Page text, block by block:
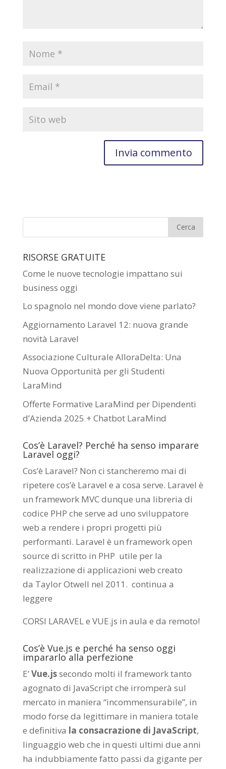
RISORSE GRATUITE
Come le nuove tecnologie impattano sui
business oggi
Lo spagnolo nel mondo dove viene parlato?
Aggiornamento Laravel 12: nuova grande
novità Laravel
Associazione Culturale AlloraDelta: Una
Nuova Opportunità per gli Studenti
LaraMind
Offerte Formative LaraMind per Dipendenti
d’Azienda 2025 + Chatbot LaraMind
Cos’è Laravel? Perché ha senso imparare
Laravel oggi?
Cos’è Laravel? Non ci stancheremo mai di
ripetere cos’è Laravel e a cosa serve. Laravel è
un framework MVC dunque una libreria di
codice PHP che serve ad uno sviluppatore
web a rendere i propri progetti più
performanti. Laravel è un framework open
source di scritto in PHP utile per la
realizzazione di applicazioni web creato
da Taylor Otwell nel 2011. continua a
leggere
CORSI LARAVEL e VUE.js in aula e da remoto!
Cos’è Vue.js e perché ha senso oggi
impararlo alla perfezione
E’Vue.jssecondo molti il framework tanto
agognato di JavaScript che irromperà sul
mercato in maniera “incommensurabile”, in
modo forse da legittimare in maniera totale
e definitiva la consacrazione di JavaScript,
linguaggio web che in questi ultimi due anni
ha indubbiamente fatto passi da gigante per